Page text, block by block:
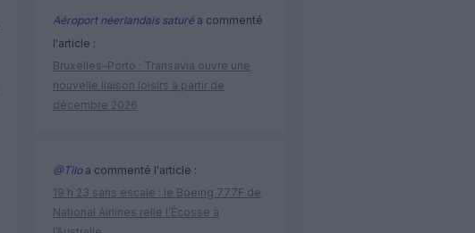
Aéroport néerlandais saturéa commenté
l'article :
Bruxelles–Porto : Transavia ouvre une
nouvelle liaison loisirs à partir de
décembre 2026
@Tiloa commenté l'article :
19 h 23 sans escale : le Boeing 777F de
National Airlines relie l’Écosse à